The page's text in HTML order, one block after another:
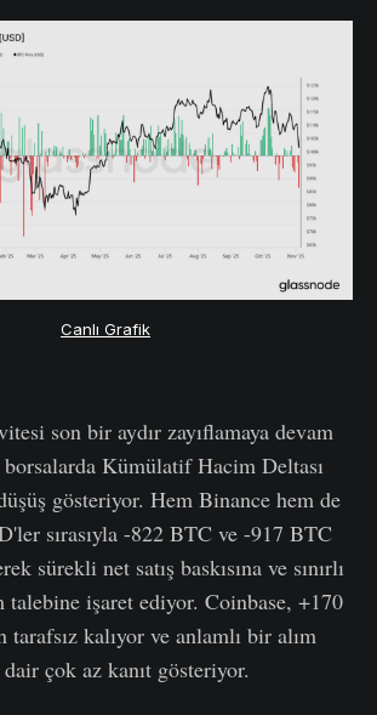
Canlı Grafik
son bir aydır zayıflamaya devam
Kümülatif Hacim Deltası
gösteriyor. Hem Binance hem de
sırasıyla -822 BTC ve -917 BTC
sürekli net satış baskısına ve sınırlı
talebine işaret ediyor. Coinbase, +170
kalıyor ve anlamlı bir alım
çok az kanıt gösteriyor.